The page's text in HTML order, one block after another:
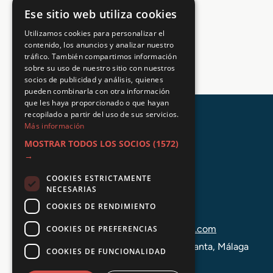
+34 648 403 873
info@tuformacionprofesional.com
C/ Alameda Principal 21, 2ª Planta, Málaga
Ese sitio web utiliza cookies
Utilizamos cookies para personalizar el
contenido, los anuncios y analizar nuestro
tráfico. También compartimos información
sobre su uso de nuestro sitio con nuestros
socios de publicidad y análisis, quienes
pueden combinarla con otra información
que les haya proporcionado o que hayan
recopilado a partir del uso de sus servicios.
Más información
MOSTRAR TODOS LOS SOCIOS (1572)
→
COOKIES ESTRICTAMENTE
NECESARIAS
COOKIES DE RENDIMIENTO
COOKIES DE PREFERENCIAS
COOKIES DE FUNCIONALIDAD